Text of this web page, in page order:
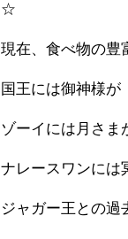
☆
現在、食べ物の豊
国王には御神様が
ゾーイには月さま
ナレースワンには
ジャガー王との過